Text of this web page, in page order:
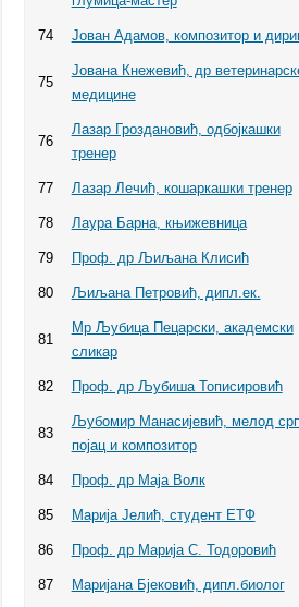
74 Јован Адамов, композитор и
75
Јована Кнежевић, др
медицине
76
Лазар Гроздановић, одбојкашки
тренер
77 Лазар Лечић, кошаркашки тренер
78 Лаура Барна, књижевница
79 Проф. др Љиљана Клисић
80 Љиљана Петровић, дипл.ек.
81
Мр Љубица Пецарски, академски
сликар
82 Проф. др Љубиша Тописировић
83
Љубомир Манасијевић, мелод
појац и композитор
84 Проф. др Маја Волк
85 Марија Јелић, студент ЕТФ
86 Проф. др Марија С. Тодоровић
87 Маријана Бјековић, дипл.биолог